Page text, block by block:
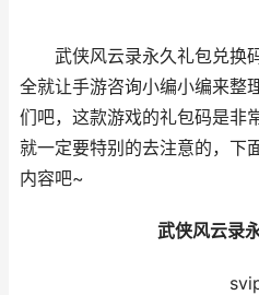
武侠风云录永久礼包兑换
全就让手游咨询小编小编来整
们吧，这款游戏的礼包码是非
就一定要特别的去注意的，下
内容吧~
武侠风云录